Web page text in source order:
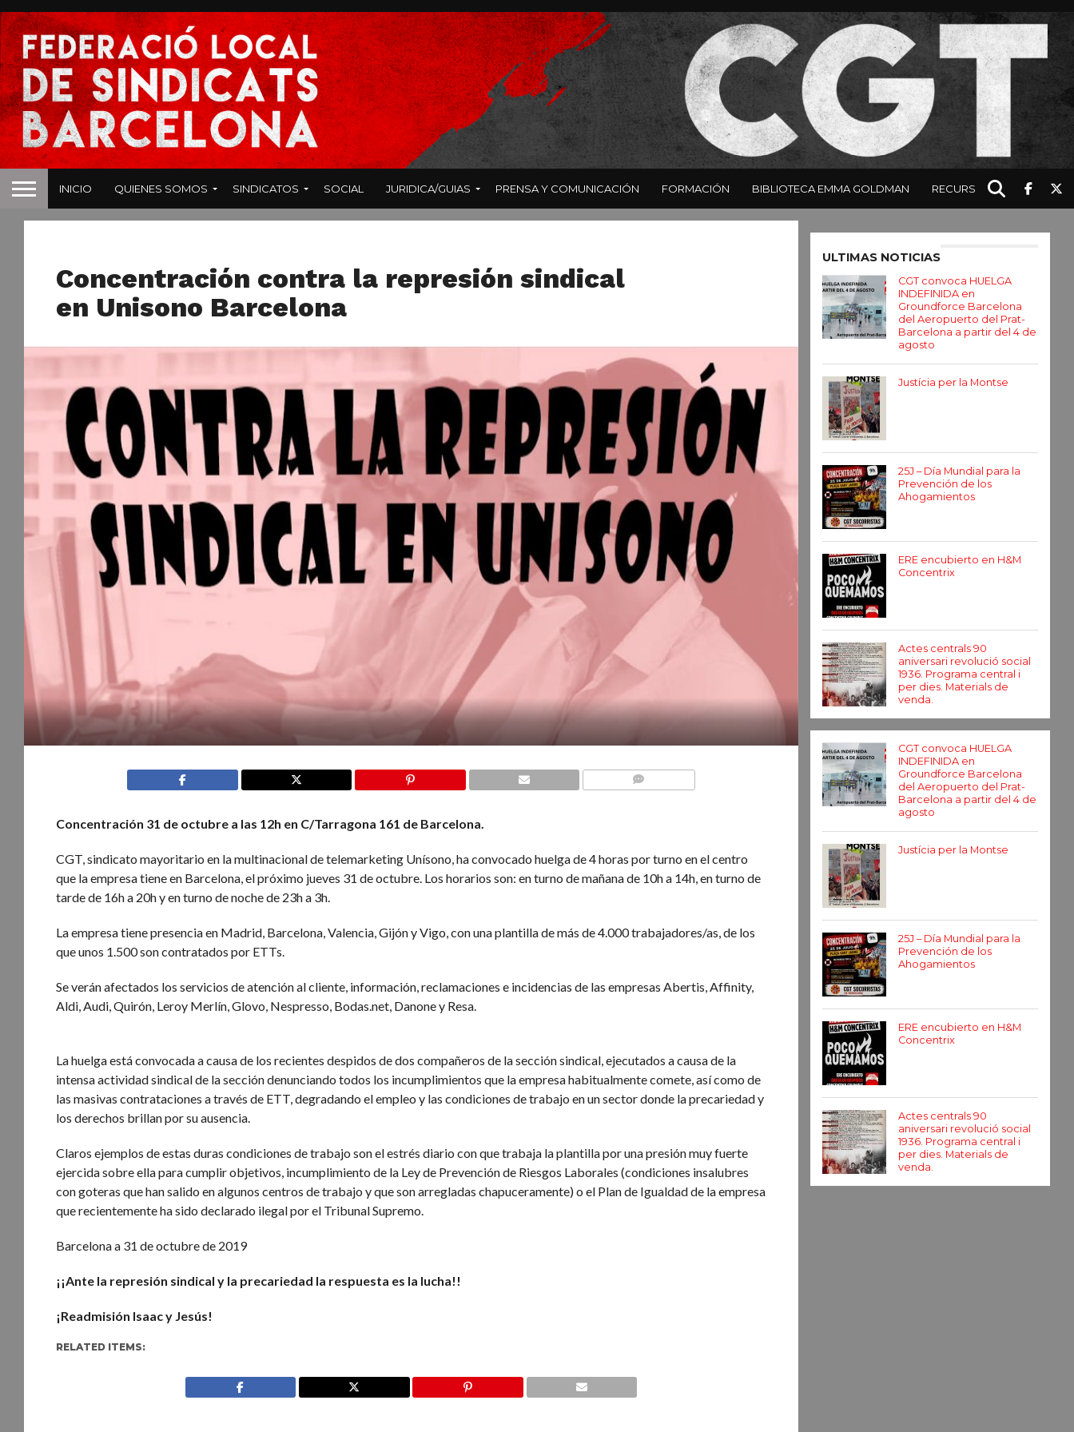
INICIO QUIENES SOMOS SINDICATOS SOCIAL JURIDICA/GUIAS PRENSA Y COMUNICACIÓN FORMACIÓN BIBLIOTECA EMMA GOLDMAN RECURSOS
Concentración contra la represión sindical
en Unisono Barcelona
Concentración 31 de octubre a las 12h en C/Tarragona 161 de Barcelona.
CGT, sindicato mayoritario en la multinacional de telemarketing Unísono, ha convocado huelga de 4 horas por turno en el centro
que la empresa tiene en Barcelona, el próximo jueves 31 de octubre. Los horarios son: en turno de mañana de 10h a 14h, en turno de
tarde de 16h a 20h y en turno de noche de 23h a 3h.
La empresa tiene presencia en Madrid, Barcelona, Valencia, Gijón y Vigo, con una plantilla de más de 4.000 trabajadores/as, de los
que unos 1.500 son contratados por ETTs.
Se verán afectados los servicios de atención al cliente, información, reclamaciones e incidencias de las empresas Abertis, Affinity,
Aldi, Audi, Quirón, Leroy Merlín, Glovo, Nespresso, Bodas.net, Danone y Resa.
La huelga está convocada a causa de los recientes despidos de dos compañeros de la sección sindical, ejecutados a causa de la
intensa actividad sindical de la sección denunciando todos los incumplimientos que la empresa habitualmente comete, así como de
las masivas contrataciones a través de ETT, degradando el empleo y las condiciones de trabajo en un sector donde la precariedad y
los derechos brillan por su ausencia.
Claros ejemplos de estas duras condiciones de trabajo son el estrés diario con que trabaja la plantilla por una presión muy fuerte
ejercida sobre ella para cumplir objetivos, incumplimiento de la Ley de Prevención de Riesgos Laborales (condiciones insalubres
con goteras que han salido en algunos centros de trabajo y que son arregladas chapuceramente) o el Plan de Igualdad de la empresa
que recientemente ha sido declarado ilegal por el Tribunal Supremo.
Barcelona a 31 de octubre de 2019
¡¡Ante la represión sindical y la precariedad la respuesta es la lucha!!
¡Readmisión Isaac y Jesús!
RELATED ITEMS:
ULTIMAS NOTICIAS
CGT convoca HUELGA
INDEFINIDA en
Groundforce Barcelona
del Aeropuerto del Prat-
Barcelona a partir del 4 de
agosto
Justícia per la Montse
25J – Día Mundial para la
Prevención de los
Ahogamientos
ERE encubierto en H&M
Concentrix
Actes centrals 90
aniversari revolució social
1936. Programa central i
per dies. Materials de
venda.
CGT convoca HUELGA
INDEFINIDA en
Groundforce Barcelona
del Aeropuerto del Prat-
Barcelona a partir del 4 de
agosto
Justícia per la Montse
25J – Día Mundial para la
Prevención de los
Ahogamientos
ERE encubierto en H&M
Concentrix
Actes centrals 90
aniversari revolució social
1936. Programa central i
per dies. Materials de
venda.